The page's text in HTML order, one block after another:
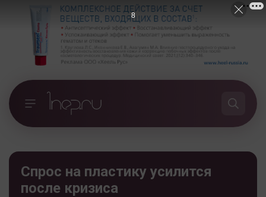
Спрос на пластику усилится
после кризиса
7